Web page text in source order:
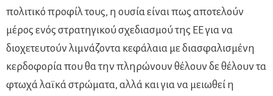
πολιτικό προφίλ τους, η ουσία είναι πως αποτελούν
μέρος ενός στρατηγικού σχεδιασμού της ΕΕ για να
διοχετευτούν λιμνάζοντα κεφάλαια με διασφαλισμένη
κερδοφορία που θα την πληρώνουν θέλουν δε θέλουν τα
φτωχά λαϊκά στρώματα, αλλά και για να μειωθεί η